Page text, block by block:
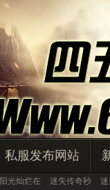
私服发布网站
阳光灿烂在 迷失传奇秒